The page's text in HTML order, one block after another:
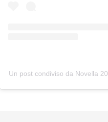
Un post condiviso da Novella